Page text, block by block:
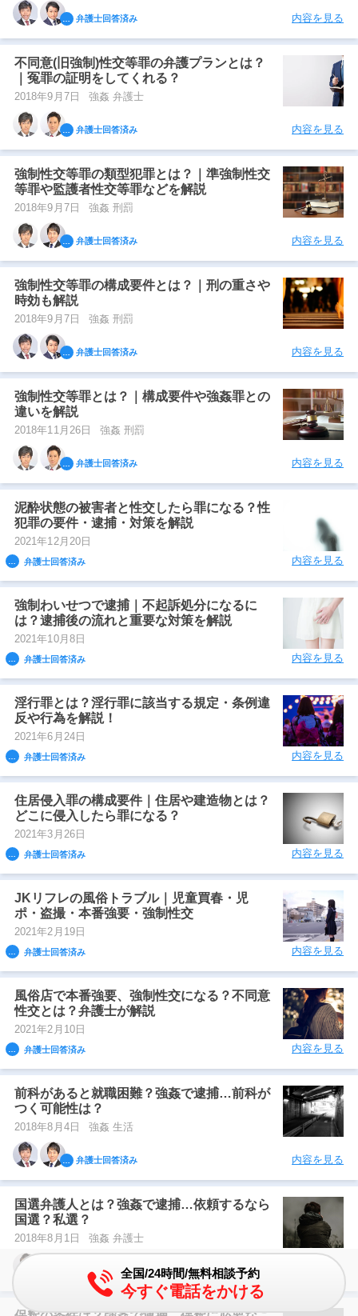
弁護士回答済み 内容を見る
不同意(旧強制)性交等罪の弁護プランとは？
｜冤罪の証明をしてくれる？
2018年9月7日 強姦 弁護士
弁護士回答済み 内容を見る
強制性交等罪の類型犯罪とは？｜準強制性交
等罪や監護者性交等罪などを解説
2018年9月7日 強姦 刑罰
弁護士回答済み 内容を見る
強制性交等罪の構成要件とは？｜刑の重さや
時効も解説
2018年9月7日 強姦 刑罰
弁護士回答済み 内容を見る
強制性交等罪とは？｜構成要件や強姦罪との
違いを解説
2018年11月26日 強姦 刑罰
弁護士回答済み 内容を見る
泥酔状態の被害者と性交したら罪になる？性
犯罪の要件・逮捕・対策を解説
2021年12月20日
弁護士回答済み 内容を見る
強制わいせつで逮捕｜不起訴処分になるに
は？逮捕後の流れと重要な対策を解説
2021年10月8日
弁護士回答済み 内容を見る
淫行罪とは？淫行罪に該当する規定・条例違
反や行為を解説！
2021年6月24日
弁護士回答済み 内容を見る
住居侵入罪の構成要件｜住居や建造物とは？
どこに侵入したら罪になる？
2021年3月26日
弁護士回答済み 内容を見る
JKリフレの風俗トラブル｜児童買春・児
ポ・盗撮・本番強要・強制性交
2021年2月19日
弁護士回答済み 内容を見る
風俗店で本番強要、強制性交になる？不同意
性交とは？弁護士が解説
2021年2月10日
弁護士回答済み 内容を見る
前科があると就職困難？強姦で逮捕…前科が
つく可能性は？
2018年8月4日 強姦 生活
弁護士回答済み 内容を見る
国選弁護人とは？強姦で逮捕…依頼するなら
国選？私選？
2018年8月1日 強姦 弁護士
弁護士回答済み 内容を見る
全国/24時間/無料相談予約
今すぐ電話をかける